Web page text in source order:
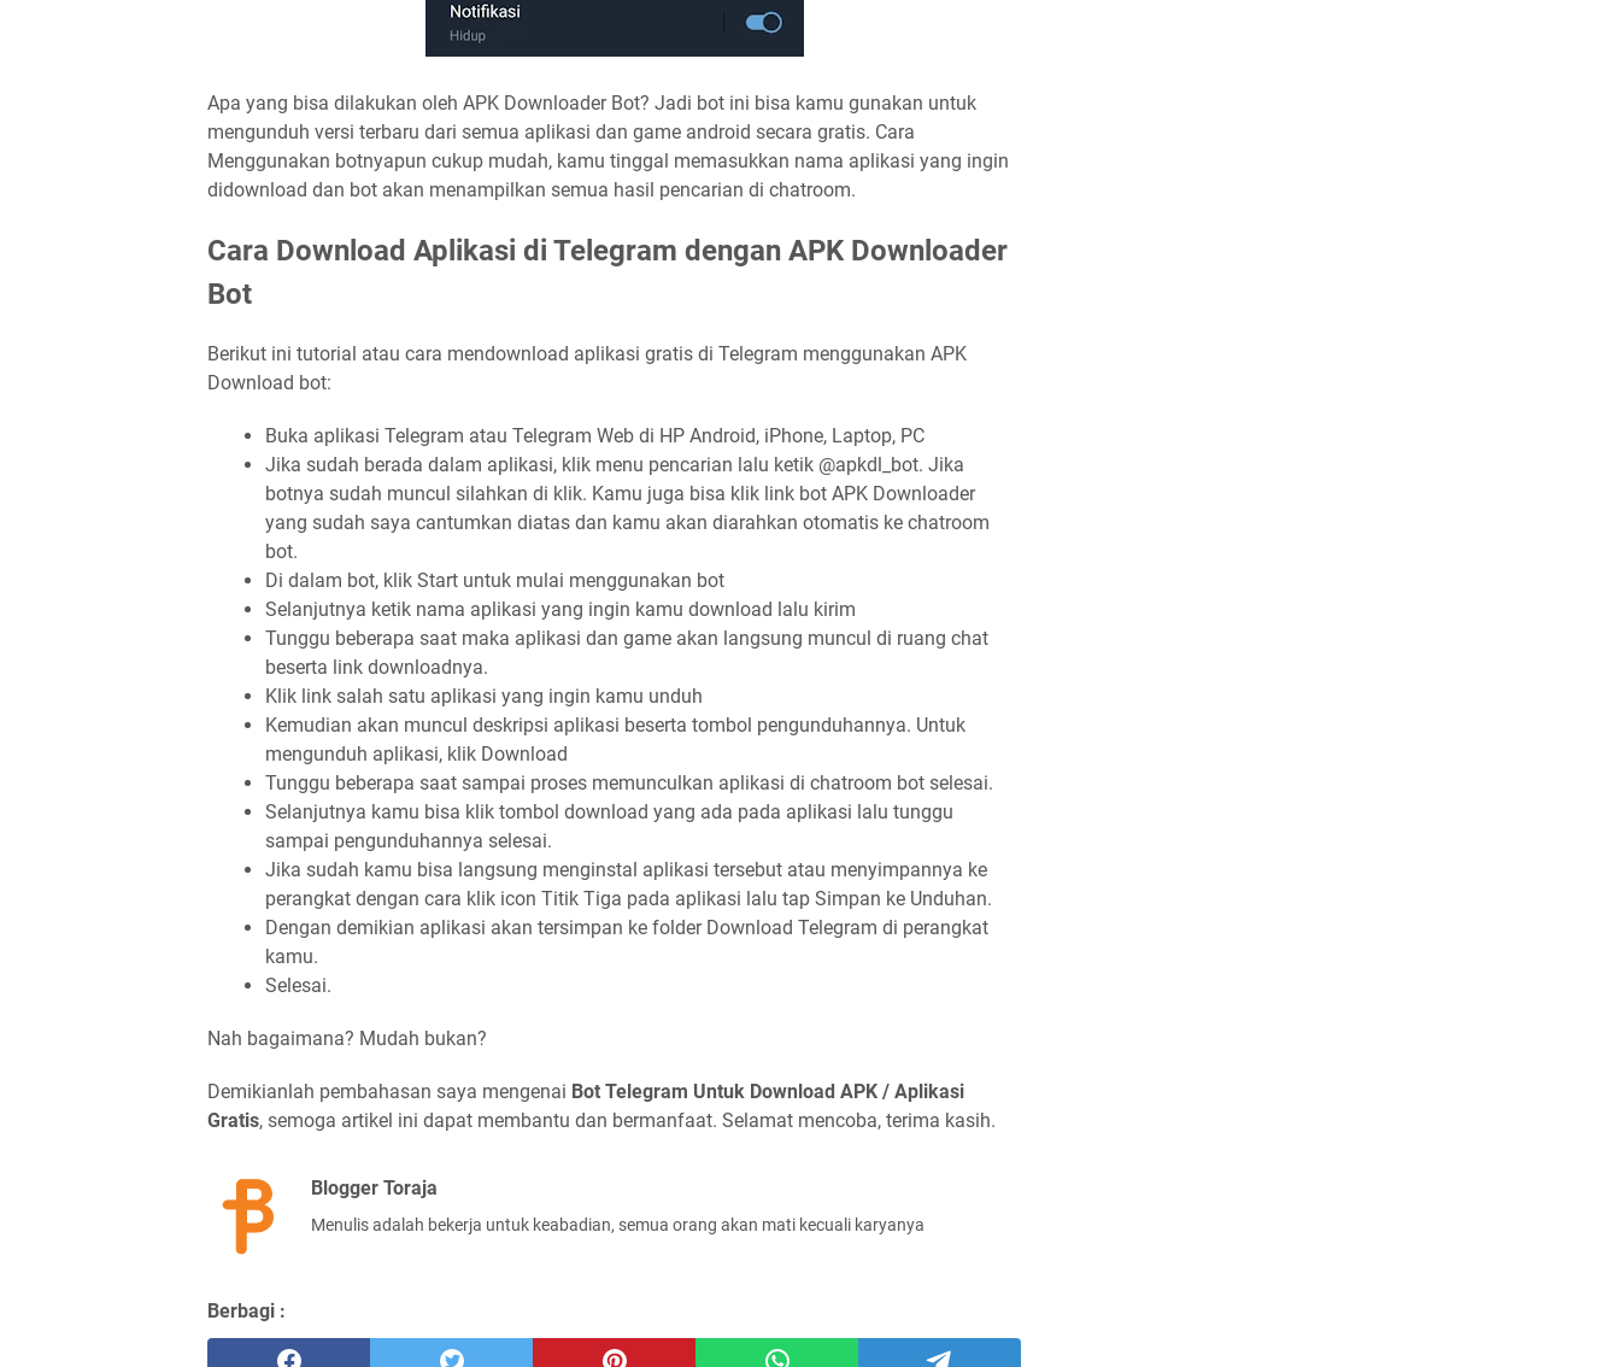
Apa yang bisa dilakukan oleh APK Downloader Bot? Jadi bot ini bisa kamu gunakan untuk
mengunduh versi terbaru dari semua aplikasi dan game android secara gratis. Cara
Menggunakan botnyapun cukup mudah, kamu tinggal memasukkan nama aplikasi yang ingin
didownload dan bot akan menampilkan semua hasil pencarian di chatroom.
Cara Download Aplikasi di Telegram dengan APK Downloader
Bot
Berikut ini tutorial atau cara mendownload aplikasi gratis di Telegram menggunakan APK
Download bot:
Buka aplikasi Telegram atau Telegram Web di HP Android, iPhone, Laptop, PC
Jika sudah berada dalam aplikasi, klik menu pencarian lalu ketik @apkdl_bot. Jika
botnya sudah muncul silahkan di klik. Kamu juga bisa klik link bot APK Downloader
yang sudah saya cantumkan diatas dan kamu akan diarahkan otomatis ke chatroom
bot.
Di dalam bot, klik Start untuk mulai menggunakan bot
Selanjutnya ketik nama aplikasi yang ingin kamu download lalu kirim
Tunggu beberapa saat maka aplikasi dan game akan langsung muncul di ruang chat
beserta link downloadnya.
Klik link salah satu aplikasi yang ingin kamu unduh
Kemudian akan muncul deskripsi aplikasi beserta tombol pengunduhannya. Untuk
mengunduh aplikasi, klik Download
Tunggu beberapa saat sampai proses memunculkan aplikasi di chatroom bot selesai.
Selanjutnya kamu bisa klik tombol download yang ada pada aplikasi lalu tunggu
sampai pengunduhannya selesai.
Jika sudah kamu bisa langsung menginstal aplikasi tersebut atau menyimpannya ke
perangkat dengan cara klik icon Titik Tiga pada aplikasi lalu tap Simpan ke Unduhan.
Dengan demikian aplikasi akan tersimpan ke folder Download Telegram di perangkat
kamu.
Selesai.
Nah bagaimana? Mudah bukan?
Demikianlah pembahasan saya mengenai Bot Telegram Untuk Download APK / Aplikasi
Gratis, semoga artikel ini dapat membantu dan bermanfaat. Selamat mencoba, terima kasih.
Blogger Toraja
Menulis adalah bekerja untuk keabadian, semua orang akan mati kecuali karyanya
Berbagi :